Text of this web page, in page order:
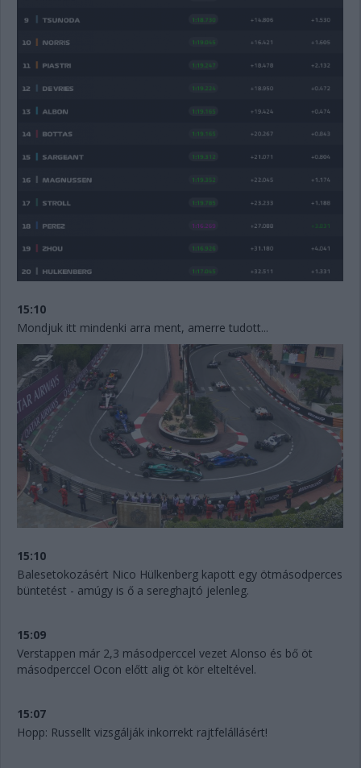
15:10
Mondjuk itt mindenki arra ment, amerre tudott...
15:10
Balesetokozásért Nico Hülkenberg kapott egy ötmásodperces
büntetést - amúgy is ő a sereghajtó jelenleg.
15:09
Verstappen már 2,3 másodperccel vezet Alonso és bő öt
másodperccel Ocon előtt alig öt kör elteltével.
15:07
Hopp: Russellt vizsgálják inkorrekt rajtfelállásért!